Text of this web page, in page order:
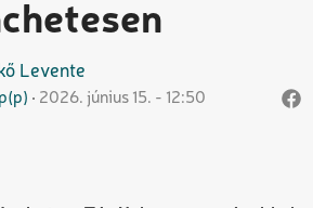
Levente
2026. június 15. - 12:50